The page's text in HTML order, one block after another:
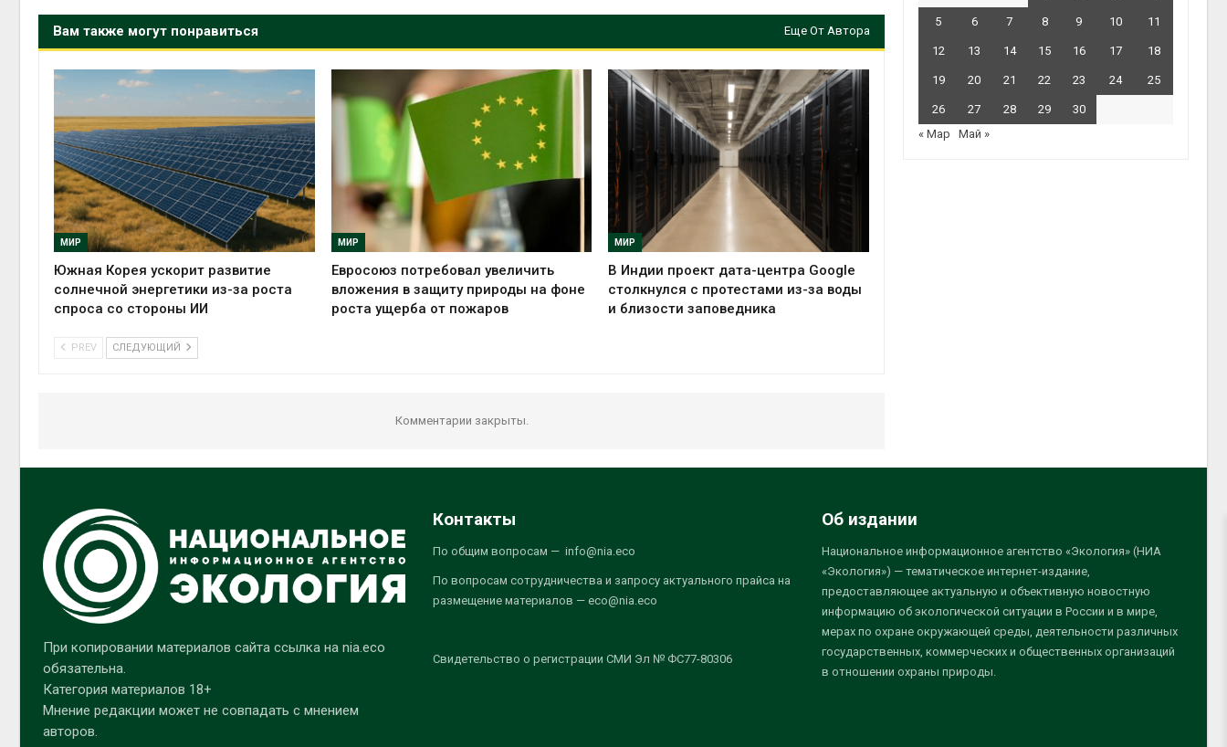
Вам также могут понравиться Еще От Автора
МИР
Южная Корея ускорит развитие
солнечной энергетики из-за роста
спроса со стороны ИИ
МИР
Евросоюз потребовал увеличить
вложения в защиту природы на фоне
роста ущерба от пожаров
МИР
В Индии проект дата-центра Google
столкнулся с протестами из-за воды
и близости заповедника
PREV СЛЕДУЮЩИЙ
Комментарии закрыты.
5 6 7 8 9 10 11
12 13 14 15 16 17 18
19 20 21 22 23 24 25
26 27 28 29
30
« Мар
Май »
При копировании материалов сайта ссылка на nia.eco
обязательна.
Категория материалов 18+
Мнение редакции может не совпадать с мнением
авторов.
Контакты
По общим вопросам — info@nia.eco
По вопросам сотрудничества и запросу актуального прайса на
размещение материалов — eco@nia.eco
Свидетельство о регистрации СМИ Эл № ФС77-80306
Об издании
Национальное информационное агентство «Экология» (НИА
«Экология») — тематическое интернет-издание,
предоставляющее актуальную и объективную новостную
информацию об экологической ситуации в России и в мире,
мерах по охране окружающей среды, деятельности различных
государственных, коммерческих и общественных организаций
в отношении охраны природы.